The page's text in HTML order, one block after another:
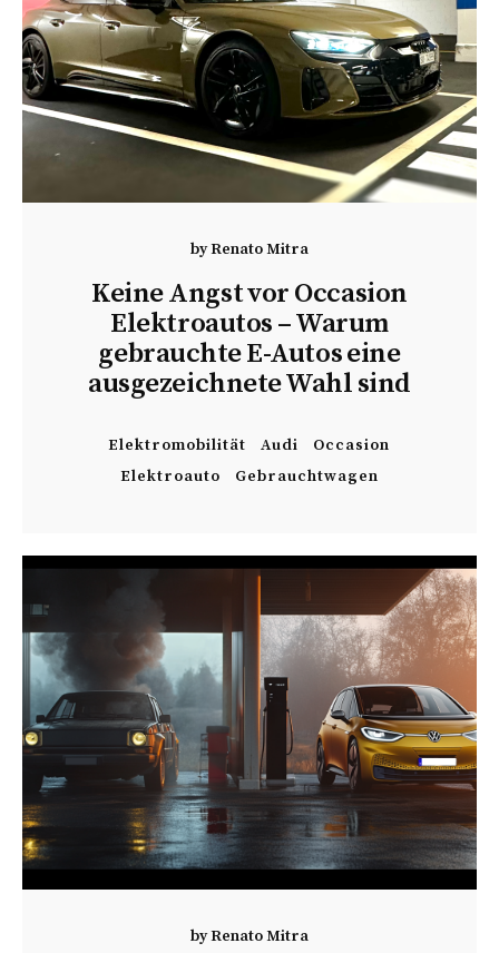
byRenato Mitra
Keine Angst vor Occasion
Elektroautos – Warum
gebrauchte E-Autos eine
ausgezeichnete Wahl sind
Elektromobilität Audi
Occasion
Elektroauto
Gebrauchtwagen
byRenato Mitra